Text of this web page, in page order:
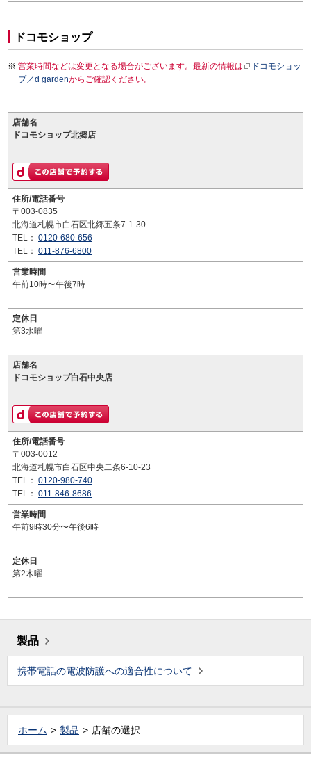
ドコモショップ
営業時間などは変更となる場合がございます。最新の情報は
ドコモショッ
プ／d gardenからご確認ください。
店舗名
ドコモショップ北郷店
住所/電話番号
〒003-0835
北海道札幌市白石区北郷五条7-1-30
TEL： 0120-680-656
TEL： 011-876-6800
営業時間
午前10時〜午後7時
定休日
第3水曜
店舗名
ドコモショップ白石中央店
住所/電話番号
〒003-0012
北海道札幌市白石区中央二条6-10-23
TEL： 0120-980-740
TEL： 011-846-8686
営業時間
午前9時30分〜午後6時
定休日
第2木曜
製品
携帯電話の電波防護への適合性について
ホーム 製品 店舗の選択